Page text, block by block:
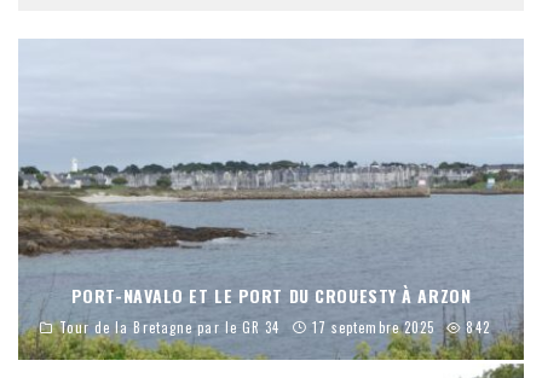
PORT-NAVALO ET LE PORT DU CROUESTY À ARZON
Tour de la Bretagne par le GR 34 17 septembre 2025 842